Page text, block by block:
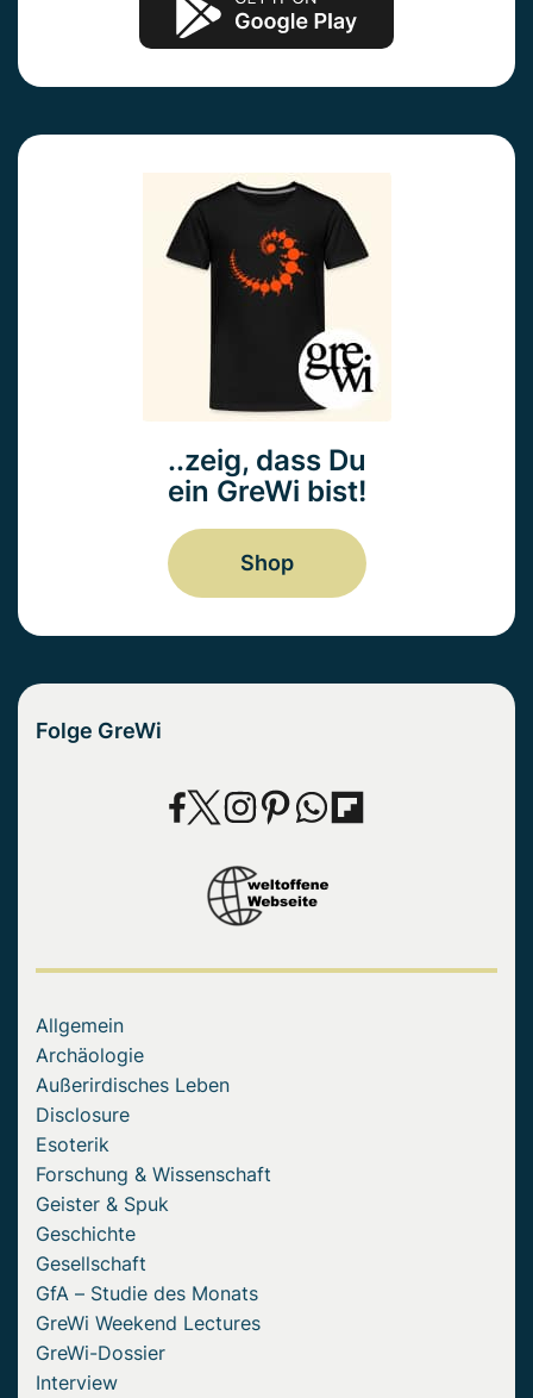
..zeig, dass Du
ein GreWi bist!
Shop
Folge GreWi
Allgemein
Archäologie
Außerirdisches Leben
Disclosure
Esoterik
Forschung & Wissenschaft
Geister & Spuk
Geschichte
Gesellschaft
GfA – Studie des Monats
GreWi Weekend Lectures
GreWi-Dossier
Interview